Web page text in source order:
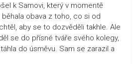
k Samovi, který v momentě
obava z toho, co si od
aby se to dozvěděli takhle. Ale
se do přísné tváře svého kolegy,
do úsměvu. Sam se zarazil a